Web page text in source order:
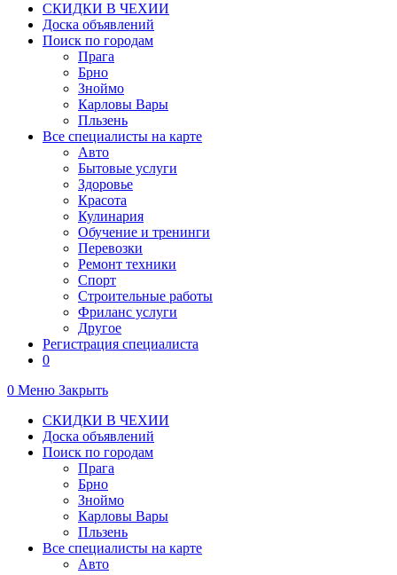
СКИДКИ В ЧЕХИИ
Доска объявлений
Поиск по городам
Прага
Брно
Зноймо
Карловы Вары
Пльзень
Все специалисты на карте
Авто
Бытовые услуги
Здоровье
Красота
Кулинария
Обучение и тренинги
Перевозки
Ремонт техники
Спорт
Строительные работы
Фриланс услуги
Другое
Регистрация специалиста
0
0 Меню Закрыть
СКИДКИ В ЧЕХИИ
Доска объявлений
Поиск по городам
Прага
Брно
Зноймо
Карловы Вары
Пльзень
Все специалисты на карте
Авто